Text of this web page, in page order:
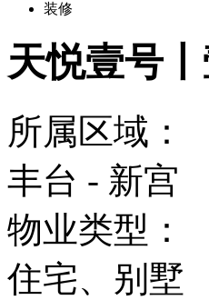
装修
天悦壹号
所属区域：
丰台 - 新宫
物业类型：
住宅、别墅